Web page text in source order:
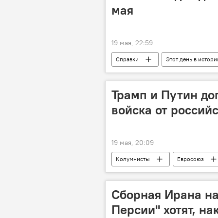
мая
19 мая, 22:59
Справки Этот день в
Города мира
Исторические
Трамп и Путин
войска от
19 мая, 20:09
Колумнисты Евросоюз
Сборная Ирана
Персии" хотят,